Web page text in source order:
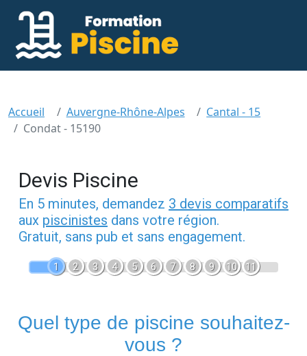
Accueil Auvergne-Rhône-Alpes
Cantal - 15
Condat - 15190
Devis Piscine
En 5 minutes, demandez 3 devis comparatifs
aux piscinistes dans votre région.
Gratuit, sans pub et sans engagement.
1 2 3 4 5 6 7 8 9 10 11
Quel type de piscine souhaitez-
vous ?